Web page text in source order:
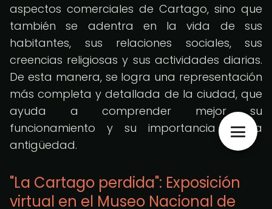
aspectos comerciales de Cartago, sino que
también se adentra en la vida de sus
habitantes, sus relaciones sociales, sus
creencias religiosas y sus actividades diarias.
De esta manera, se logra una representación
más completa y detallada de la ciudad, que
ayuda a comprender mejor su
funcionamiento y su importancia en la
antigüedad.
"La Cartago perdida": Exposición
virtual en el Museo Nacional de